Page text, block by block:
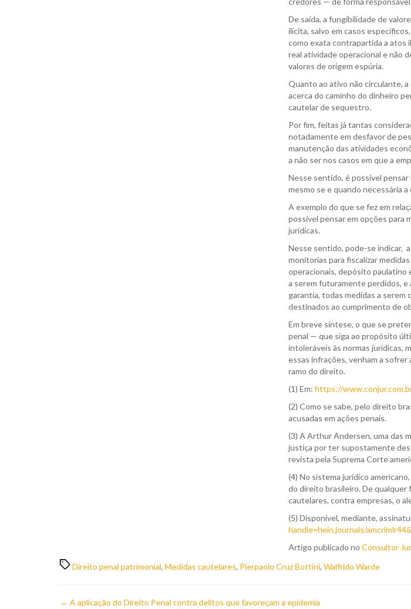
De saída, a fungibilidade de
ilícita, salvo em casos
como exata contrapartida a atos
real atividade operacional e não
valores de origem espúria.
Quanto ao ativo não circulante,
acerca do caminho do dinheiro
cautelar de sequestro.
Por fim, feitas já tantas
notadamente em desfavor de
manutenção das atividades
a não ser nos casos em que a
Nesse sentido, é possível pensar
mesmo se e quando necessária
A exemplo do que se fez em
possível pensar em opções para
jurídicas.
Nesse sentido, pode-se indicar,
monitorias para fiscalizar
operacionais, depósito paulatino
a serem futuramente perdidos, e
garantia, todas medidas a
destinados ao cumprimento de
Em breve síntese, o que se
penal — que siga ao propósito
intoleráveis às normas jurídicas,
essas infrações, venham a
ramo do direito.
(1) Em: https://
(2) Como se sabe, pelo direito
acusadas em ações penais.
(3) A Arthur Andersen, uma das
justiça por ter supostamente
revista pela Suprema Corte
(4) No sistema jurídico
do direito brasileiro. De qualquer
cautelares, contra empresas, o
(5) Disponível, mediante,
handle=hein.journals/
Artigo publicado no Consultor
Direito penal patrimonial, Medidas cautelares, Pierpaolo Cruz Bottini, Walfrido Warde
← A aplicação do Direito Penal contra delitos que favoreçam a epidemia